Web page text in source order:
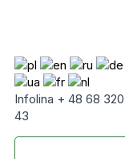
Infolina + 48 68
43